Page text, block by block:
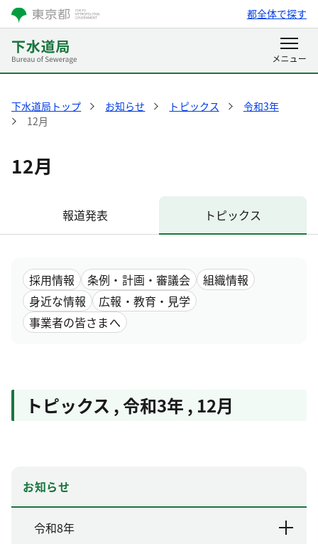
都全体で探す
下水道局トップ お知らせ トピックス
令和3年
12月
12月
報道発表 トピックス
採用情報 条例・計画・審議会
組織情報
身近な情報
広報・教育・見学
事業者の皆さまへ
トピックス ,令和3年 , 12月
お知らせ
令和8年